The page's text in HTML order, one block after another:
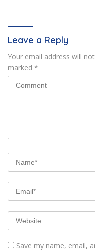
Leave a Reply
Your email address will
marked *
Save my name, email,